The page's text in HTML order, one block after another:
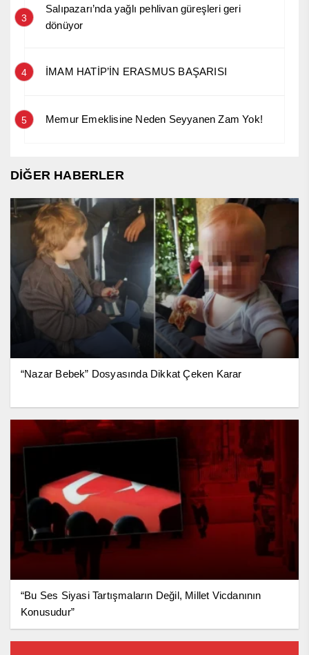
3
Salıpazarı’nda yağlı pehlivan güreşleri geri
dönüyor
4 İMAM HATİP’İN ERASMUS BAŞARISI
5 Memur Emeklisine Neden Seyyanen Zam Yok!
DİĞER HABERLER
“Nazar Bebek” Dosyasında Dikkat Çeken Karar
“Bu Ses Siyasi Tartışmaların Değil, Millet Vicdanının
Konusudur”